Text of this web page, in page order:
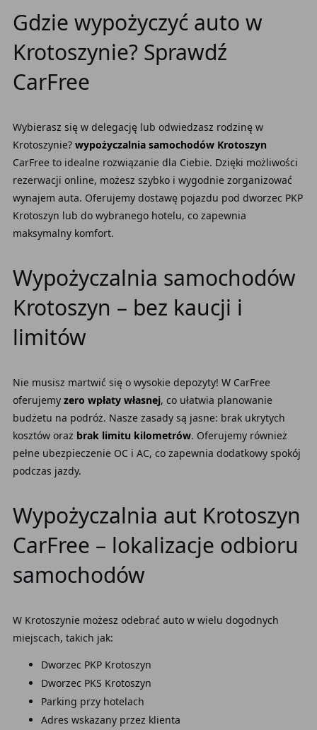
Gdzie wypożyczyć auto w
Krotoszynie? Sprawdź
CarFree
Wybierasz się w delegację lub odwiedzasz rodzinę w
Krotoszynie? wypożyczalnia samochodów Krotoszyn
CarFree to idealne rozwiązanie dla Ciebie. Dzięki możliwości
rezerwacji online, możesz szybko i wygodnie zorganizować
wynajem auta. Oferujemy dostawę pojazdu pod dworzec PKP
Krotoszyn lub do wybranego hotelu, co zapewnia
maksymalny komfort.
Wypożyczalnia samochodów
Krotoszyn – bez kaucji i
limitów
Nie musisz martwić się o wysokie depozyty! W CarFree
oferujemy zero wpłaty własnej, co ułatwia planowanie
budżetu na podróż. Nasze zasady są jasne: brak ukrytych
kosztów oraz brak limitu kilometrów. Oferujemy również
pełne ubezpieczenie OC i AC, co zapewnia dodatkowy spokój
podczas jazdy.
Wypożyczalnia aut Krotoszyn
CarFree – lokalizacje odbioru
samochodów
W Krotoszynie możesz odebrać auto w wielu dogodnych
miejscach, takich jak:
Dworzec PKP Krotoszyn
Dworzec PKS Krotoszyn
Parking przy hotelach
Adres wskazany przez klienta